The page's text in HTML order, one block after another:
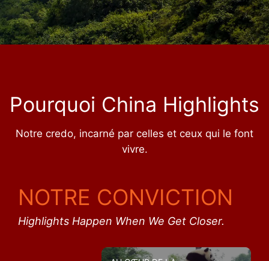
Pourquoi China Highlights
Notre credo, incarné par celles et ceux qui le font
vivre.
NOTRE CONVICTION
Highlights Happen When We Get Closer.